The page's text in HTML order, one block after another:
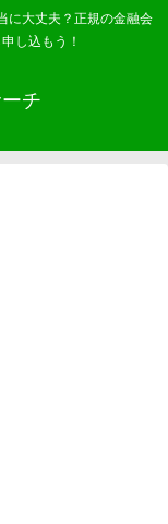
に大丈夫？正規の金融会
し込もう！
チ